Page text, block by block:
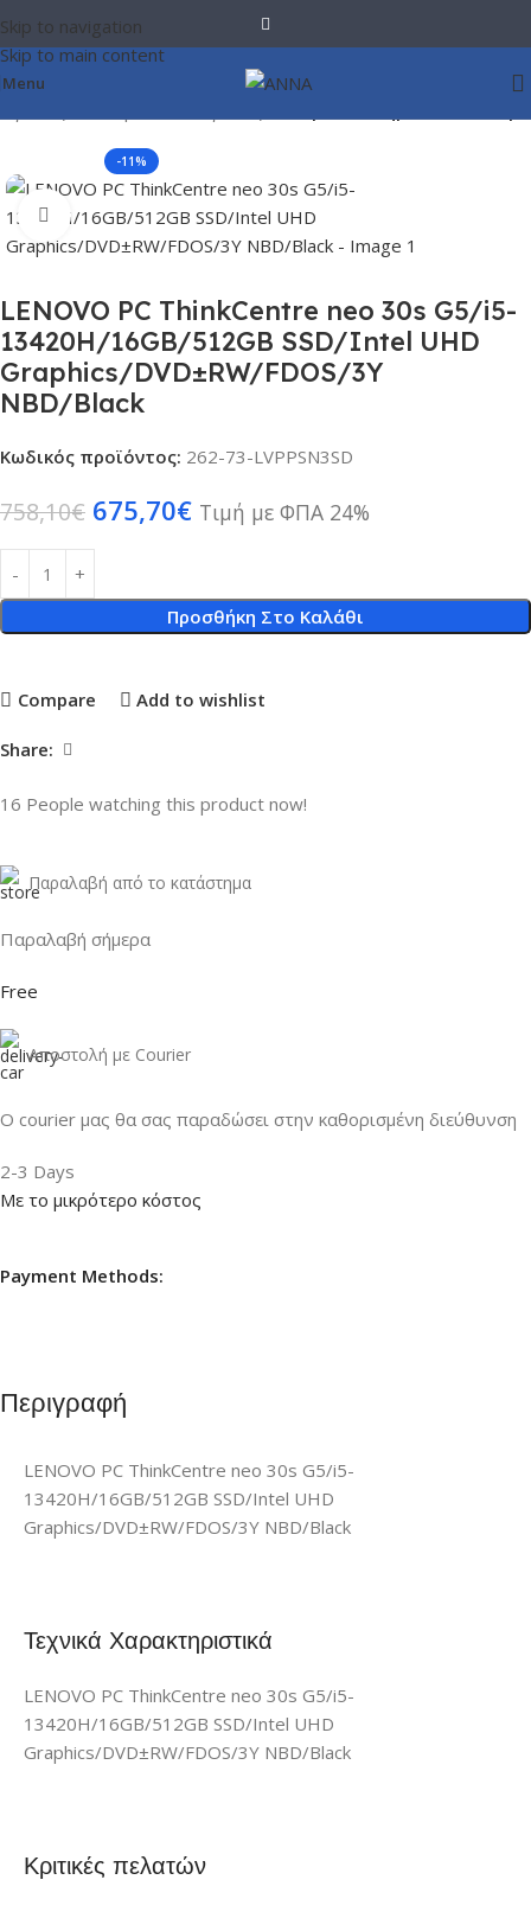
Skip to navigation
Skip to main content
Menu
-11%
Click to enlarge
LENOVO PC ThinkCentre neo 30s G5/i5-
13420H/16GB/512GB SSD/Intel UHD
Graphics/DVD±RW/FDOS/3Y
NBD/Black
Κωδικός προϊόντος: 262-73-LVPPSN3SD
758,10€ 675,70€ Τιμή με ΦΠΑ 24%
Προσθήκη Στο Καλάθι
Compare Add to wishlist
Share:
16 People watching this product now!
Παραλαβή από το κατάστημα
Παραλαβή σήμερα
Free
Αποστολή με Courier
Ο courier μας θα σας παραδώσει στην καθορισμένη διεύθυνση
2-3 Days
Με το μικρότερο κόστος
Payment Methods:
Τεχνικά Χαρακτηριστικά
LENOVO PC ThinkCentre neo 30s G5/i5-
13420H/16GB/512GB SSD/Intel UHD
Graphics/DVD±RW/FDOS/3Y NBD/Black
Περιγραφή
LENOVO PC ThinkCentre neo 30s G5/i5-
13420H/16GB/512GB SSD/Intel UHD
Graphics/DVD±RW/FDOS/3Y NBD/Black
Κριτικές πελατών